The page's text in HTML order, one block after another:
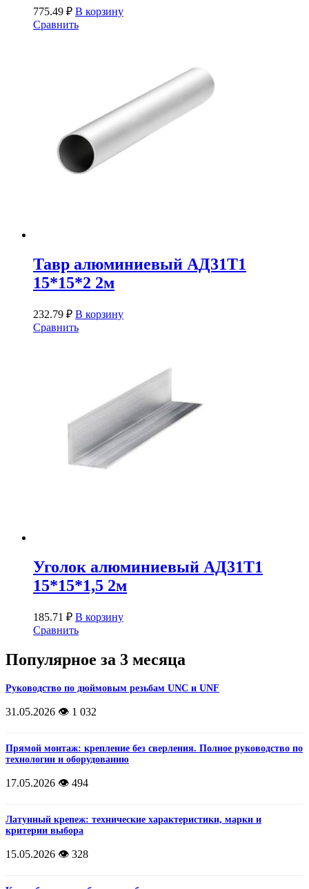
775.49 ₽ В корзину
Сравнить
Тавр алюминиевый АД31Т1
15*15*2 2м
232.79 ₽ В корзину
Сравнить
Уголок алюминиевый АД31Т1
15*15*1,5 2м
185.71 ₽ В корзину
Сравнить
Популярное за 3 месяца
Руководство по дюймовым резьбам UNC и UNF
31.05.2026 👁️ 1 032
Прямой монтаж: крепление без сверления. Полное руководство по
технологии и оборудованию
17.05.2026 👁️ 494
Латунный крепеж: технические характеристики, марки и
критерии выбора
15.05.2026 👁️ 328